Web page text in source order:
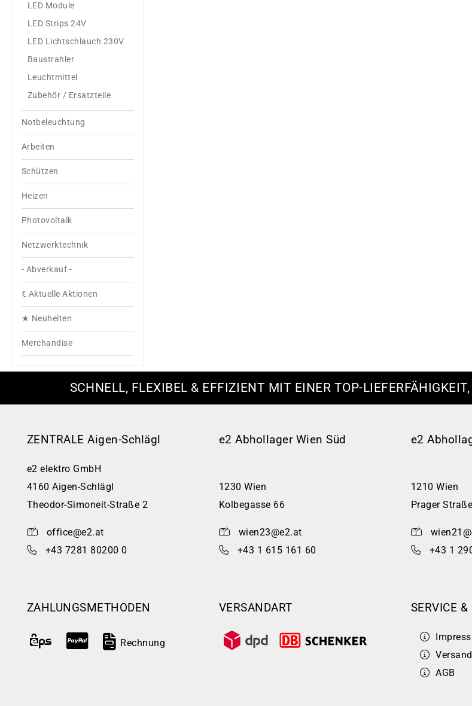
LED Module
LED Strips 24V
LED Lichtschlauch 230V
Baustrahler
Leuchtmittel
Zubehör / Ersatzteile
Notbeleuchtung
Arbeiten
Schützen
Heizen
Photovoltaik
Netzwerktechnik
- Abverkauf -
€ Aktuelle Aktionen
★ Neuheiten
Merchandise
SCHNELL, FLEXIBEL & EFFIZIENT MIT EINER TOP-
ZENTRALE Aigen-Schlägl
e2 elektro GmbH
4160 Aigen-Schlägl
Theodor-Simoneit-Straße 2
office@e2.at
+43 7281 80200 0
e2 Abhollager Wien Süd
1230 Wien
Kolbegasse 66
wien23@e2.at
+43 1 615 161 60
e2
1210 Wien
Prager
+43 1
ZAHLUNGSMETHODEN
Rechnung
VERSANDART SERVICE &
AGB